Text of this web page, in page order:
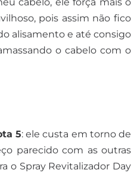
pois assim não fico
alisamento e até consigo
o cabelo com o
5: ele custa em torno de
parecido com as outras
o Spray Revitalizador Day